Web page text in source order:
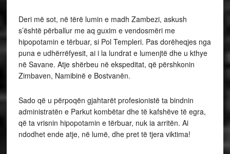
Deri më sot, në tërë lumin e madh Zambezi, askush
s’është përballur me aq guxim e vendosmëri me
hipopotamin e tërbuar, si Pol Templeri. Pas dorëheqjes nga
puna e udhërrëfyesit, ai i la lundrat e lumenjtë dhe u kthye
në Savane. Atje shërbeu në ekspeditat, që përshkonin
Zimbaven, Namibinë e Bostvanën.
Sado që u përpoqën gjahtarët profesionistë ta bindnin
administratën e Parkut kombëtar dhe të kafshëve të egra,
që ta vrisnin hipopotamin e tërbuar, nuk ia arritën. Ai
ndodhet ende atje, në lumë, dhe pret të tjera viktima!